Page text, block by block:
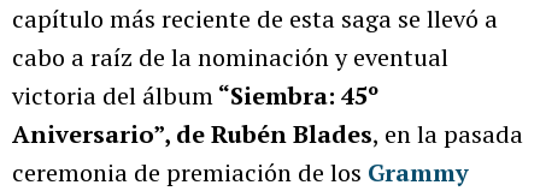
capítulo más reciente de esta saga se llevó a
cabo a raíz de la nominación y eventual
victoria del álbum“Siembra: 45º
Aniversario”, de Rubén Blades, en la pasada
ceremonia de premiación de los Grammy